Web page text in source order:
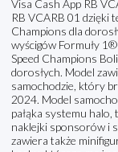
Visa Cash App RB
RB VCARB 01 dzięki
Champions dla
wyścigów Formuły
Speed Champions
dorosłych. Model
samochodzie, który
2024. Model
pałąka systemu
naklejki sponsorów i
zawiera także